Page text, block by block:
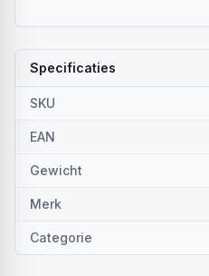
Specificaties
SKU
EAN
Gewicht
Merk
Categorie